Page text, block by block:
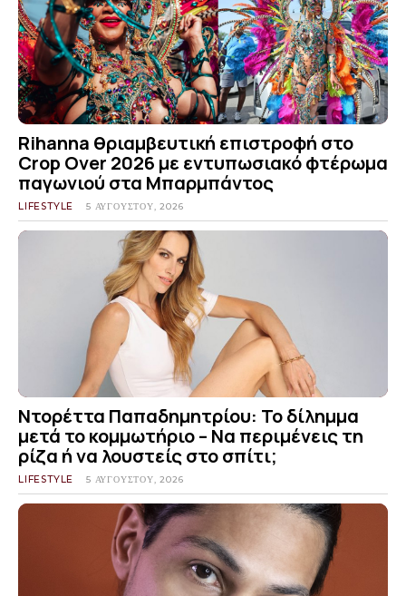
Rihanna θριαμβευτική επιστροφή στο
Crop Over 2026 με εντυπωσιακό φτέρωμα
παγωνιού στα Μπαρμπάντος
LIFESTYLE 5 ΑΥΓΟΎΣΤΟΥ, 2026
Ντορέττα Παπαδημητρίου: Το δίλημμα
μετά το κομμωτήριο – Να περιμένεις τη
ρίζα ή να λουστείς στο σπίτι;
LIFESTYLE 5 ΑΥΓΟΎΣΤΟΥ, 2026